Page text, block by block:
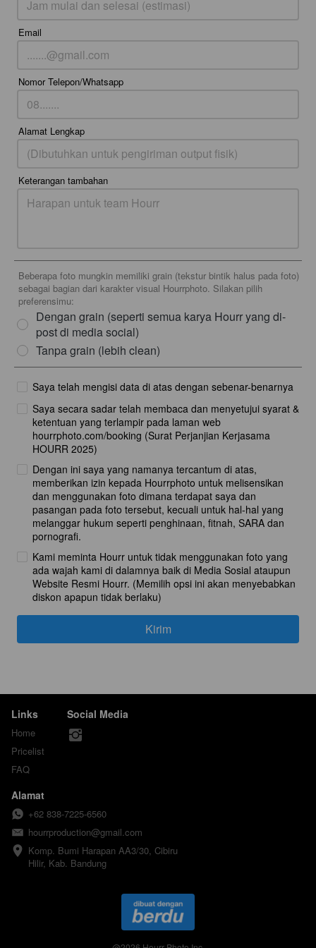
Email
Nomor Telepon/Whatsapp
Alamat Lengkap
Keterangan tambahan
Beberapa foto mungkin memiliki grain (tekstur bintik halus pada foto)
sebagai bagian dari karakter visual Hourrphoto. Silakan pilih
preferensimu:
Dengan grain (seperti semua karya Hourr yang di-
post di media social)
Tanpa grain (lebih clean)
Saya telah mengisi data di atas dengan sebenar-benarnya
Saya secara sadar telah membaca dan menyetujui syarat &
ketentuan yang terlampir pada laman web
hourrphoto.com/booking (Surat Perjanjian Kerjasama
HOURR 2025)
Dengan ini saya yang namanya tercantum di atas,
memberikan izin kepada Hourrphoto untuk melisensikan
dan menggunakan foto dimana terdapat saya dan
pasangan pada foto tersebut, kecuali untuk hal-hal yang
melanggar hukum seperti penghinaan, fitnah, SARA dan
pornografi.
Kami meminta Hourr untuk tidak menggunakan foto yang
ada wajah kami di dalamnya baik di Media Sosial ataupun
Website Resmi Hourr. (Memilih opsi ini akan menyebabkan
diskon apapun tidak berlaku)
`Kirim
Links
Home
Pricelist
FAQ
Social Media
Alamat
+62 838-7225-6560
hourrproduction@gmail.com
Komp. Bumi Harapan AA3/30, Cibiru
Hilir, Kab. Bandung